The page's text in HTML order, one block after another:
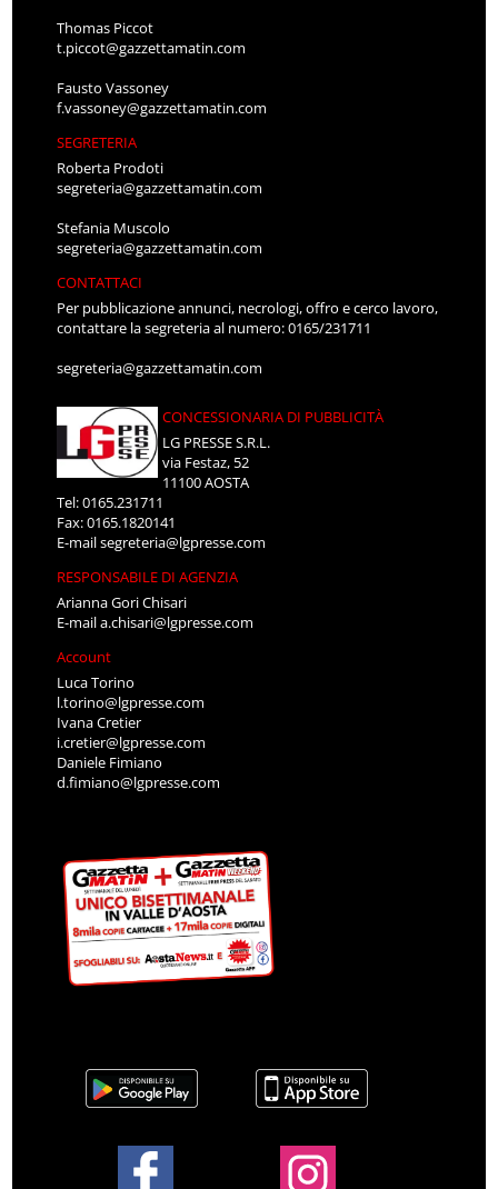
Thomas Piccot
t.piccot@gazzettamatin.com
Fausto Vassoney
f.vassoney@gazzettamatin.com
SEGRETERIA
Roberta Prodoti
segreteria@gazzettamatin.com
Stefania Muscolo
segreteria@gazzettamatin.com
CONTATTACI
Per pubblicazione annunci, necrologi, offro e cerco lavoro,
contattare la segreteria al numero: 0165/231711
segreteria@gazzettamatin.com
CONCESSIONARIA DI PUBBLICITÀ
LG PRESSE S.R.L.
via Festaz, 52
11100 AOSTA
Tel: 0165.231711
Fax: 0165.1820141
E-mailsegreteria@lgpresse.com
RESPONSABILE DI AGENZIA
Arianna Gori Chisari
E-maila.chisari@lgpresse.com
Account
Luca Torino
l.torino@lgpresse.com
Ivana Cretier
i.cretier@lgpresse.com
Daniele Fimiano
d.fimiano@lgpresse.com